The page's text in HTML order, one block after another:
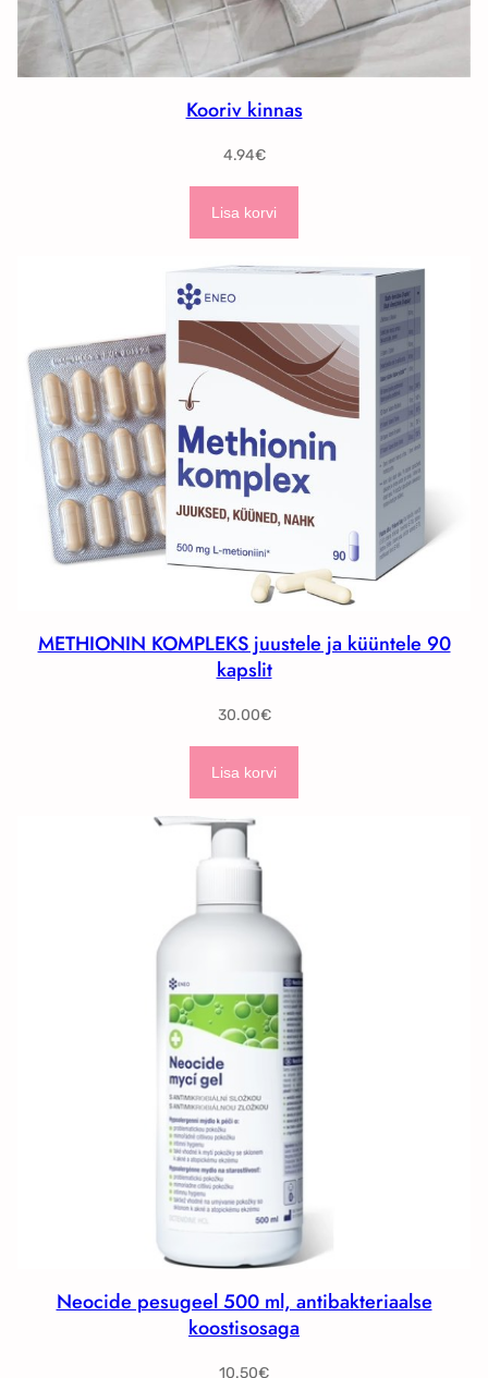
Kooriv kinnas
4.94€
Lisa korvi
METHIONIN KOMPLEKS juustele ja küüntele 90
kapslit
30.00€
Lisa korvi
Neocide pesugeel 500 ml, antibakteriaalse
koostisosaga
10.50€